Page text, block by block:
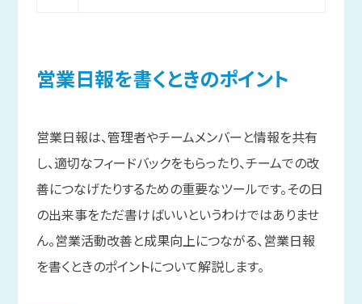
営業日報を書くときのポイント
営業日報は、管理者やチームメンバーと情報を共有
し、適切なフィードバックをもらったり、チームでの改
善につなげたりするための重要なツールです。その日
の出来事をただ書けばいいというわけではありませ
ん。営業活動改善と成果向上につながる、営業日報
を書くときのポイントについて解説します。